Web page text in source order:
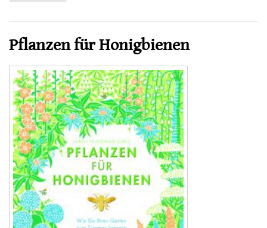
Pflanzen für Honigbienen